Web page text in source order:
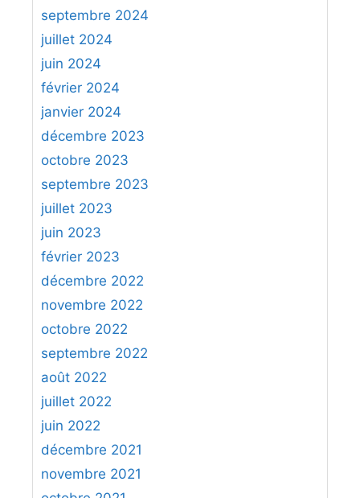
septembre 2024
juillet 2024
juin 2024
février 2024
janvier 2024
décembre 2023
octobre 2023
septembre 2023
juillet 2023
juin 2023
février 2023
décembre 2022
novembre 2022
octobre 2022
septembre 2022
août 2022
juillet 2022
juin 2022
décembre 2021
novembre 2021